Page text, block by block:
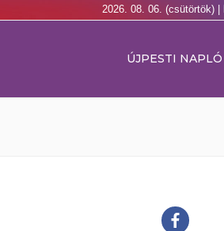
2026. 08. 06. (csütörtök) |
ÚJPESTI NAPLÓ